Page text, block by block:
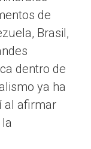
de
Brasil,
dentro de
ya ha
al afirmar